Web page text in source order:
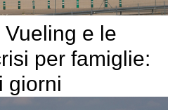
e le
per famiglie:
giorni